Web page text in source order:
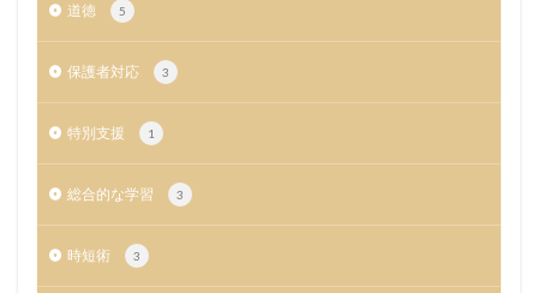
道徳 5
保護者対応 3
特別支援 1
総合的な学習 3
時短術 3